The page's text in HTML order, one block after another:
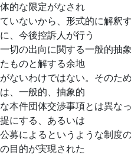
体的な限定がなされ
ていないから、形式的に解釈
に、今後控訴人が行う
一切の出向に関する一般的抽
たものと解する余地
がないわけではない。そのた
は、一般的、抽象的
な本件団体交渉事項とは異な
提にする、あるいは
公募によるというような制度
の目的が実現された